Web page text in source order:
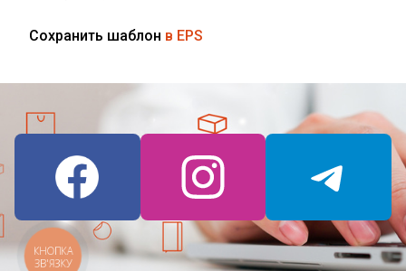
Сохранить шаблон в EPS
КНОПКА
ЗВ'ЯЗКУ